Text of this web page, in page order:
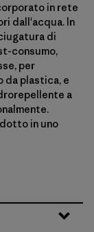
in rete
dall'acqua. In
di
consumo,
per
da plastica, e
a
in uno